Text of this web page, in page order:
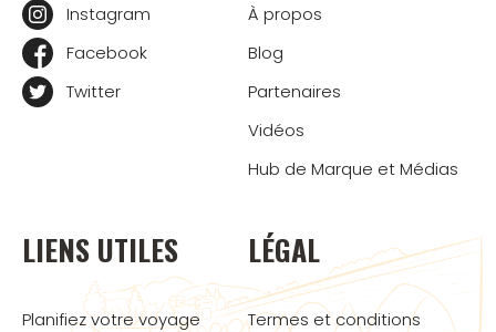
Instagram
Facebook
Twitter
À propos
Blog
Partenaires
Vidéos
Hub de Marque et Médias
LIENS UTILES
Planifiez votre voyage
LÉGAL
Termes et conditions